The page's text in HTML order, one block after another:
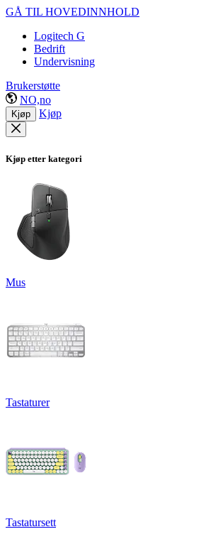
GÅ TIL HOVEDINNHOLD
Logitech G
Bedrift
Undervisning
Brukerstøtte
NO,no
Kjøp Kjøp
Kjøp etter kategori
Mus
Tastaturer
Tastatursett